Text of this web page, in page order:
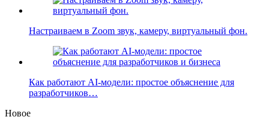
Настраиваем в Zoom звук, камеру, виртуальный фон.
Как работают AI-модели: простое объяснение для
разработчиков…
Новое